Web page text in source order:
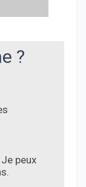
?
peux